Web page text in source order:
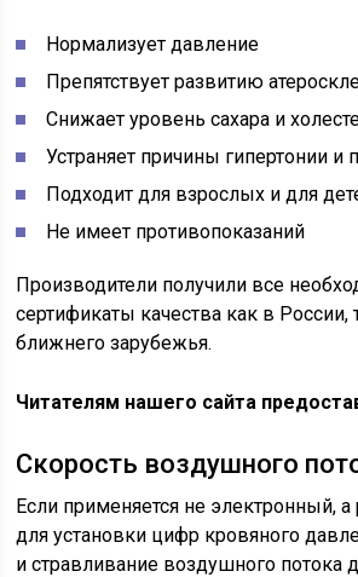
Нормализует давление
Препятствует развитию
Снижает уровень сахара и
Устраняет причины гипертонии и
Подходит для взрослых и для
Не имеет противопоказаний
Производители получили все
сертификаты качества как в России,
ближнего зарубежья.
Читателям нашего сайта
Скорость воздушного
Если применяется не электронный, а
для установки цифр кровяного
и стравливание воздушного потока